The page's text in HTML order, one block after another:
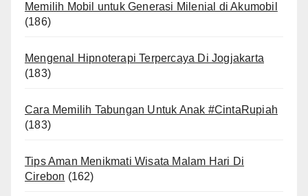
Memilih Mobil untuk Generasi Milenial di Akumobil
(186)
Mengenal Hipnoterapi Terpercaya Di Jogjakarta
(183)
Cara Memilih Tabungan Untuk Anak #CintaRupiah
(183)
Tips Aman Menikmati Wisata Malam Hari Di
Cirebon (162)